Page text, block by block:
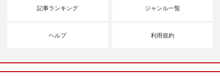
記事ランキング ジャンル一覧
ヘルプ 利用規約